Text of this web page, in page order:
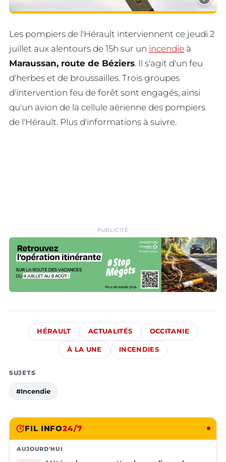
Les pompiers de l'Hérault interviennent ce jeudi 2
juillet aux alentours de 15h sur un incendie à
Maraussan, route de Béziers. Il s'agit d'un feu
d'herbes et de broussailles. Trois groupes
d'intervention feu de forêt sont engagés, ainsi
qu'un avion de la cellule aérienne des pompiers
de l'Hérault. Plus d'informations à suivre.
PUBLICITÉ
HÉRAULT ACTUALITÉS OCCITANIE
À LA UNE INCENDIES
SUJETS
#Incendie
FIL INFO24/7
AUJOURD'HUI